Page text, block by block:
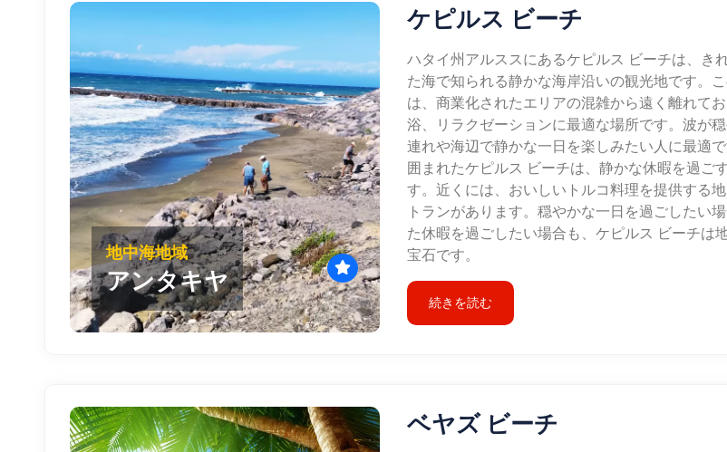
地中海地域
アンタキヤ
ケピルス ビーチ
ハタイ州アルススにあるケピルス ビーチは、き
た海で知られる静かな海岸沿いの観光地です。
は、商業化されたエリアの混雑から遠く離れて
浴、リラクゼーションに最適な場所です。波が
連れや海辺で静かな一日を楽しみたい人に最適
囲まれたケピルス ビーチは、静かな休暇を過ご
す。近くには、おいしいトルコ料理を提供する
トランがあります。穏やかな一日を過ごしたい
た休暇を過ごしたい場合も、ケピルス ビーチは
宝石です。
続きを読む
ベヤズ ビーチ